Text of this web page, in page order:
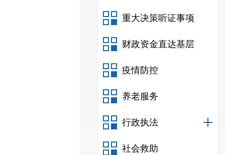
重大决策听证事项
财政资金直达基层
疫情防控
养老服务
行政执法
社会救助